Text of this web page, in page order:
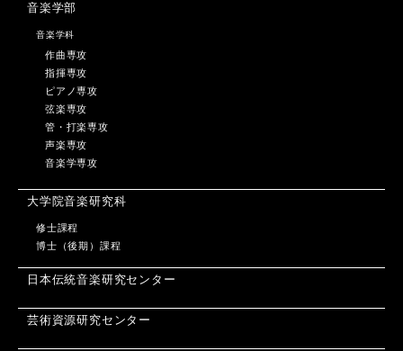
音楽学部
音楽学科
作曲専攻
指揮専攻
ピアノ専攻
弦楽専攻
管・打楽専攻
声楽専攻
音楽学専攻
大学院音楽研究科
修士課程
博士（後期）課程
日本伝統音楽研究センター
芸術資源研究センター